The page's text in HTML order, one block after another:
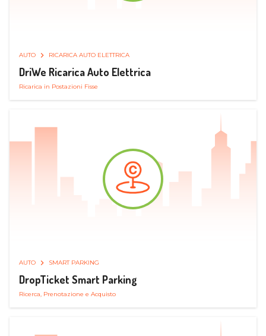
AUTO RICARICA AUTO ELETTRICA
DriWe Ricarica Auto Elettrica
Ricarica in Postazioni Fisse
AUTO SMART PARKING
DropTicket Smart Parking
Ricerca, Prenotazione e Acquisto